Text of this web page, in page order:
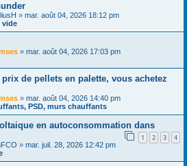
» mar. août 04, 2026 18:12 pm
vide
» mar. août 04, 2026 17:03 pm
de pellets en palette, vous achetez
» mar. août 04, 2026 14:40 pm
PSD, murs chauffants
en autoconsommation dans
1 2 3 4
» mar. juil. 28, 2026 12:42 pm